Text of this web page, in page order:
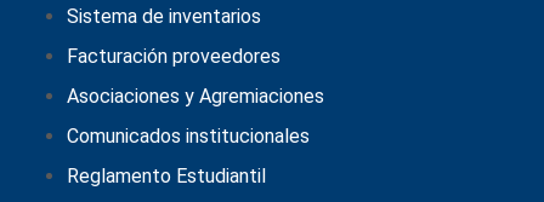
Sistema de inventarios
Facturación proveedores
Asociaciones y Agremiaciones
Comunicados institucionales
Reglamento Estudiantil